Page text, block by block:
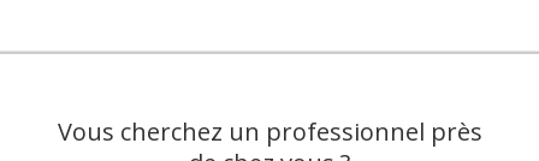
Vous cherchez un professionnel près